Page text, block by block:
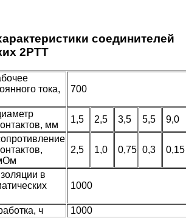
соединителей
2РТТ
тока,
700
мм
1,5 2,5 3,5 5,5
9,0
2,5 1,0 0,75 0,3
в
1000
ч
1000